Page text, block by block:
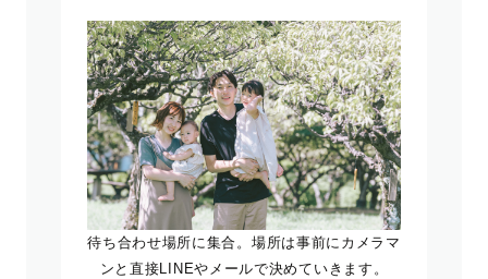
待ち合わせ場所に集合。場所は事前にカメラマ
ンと直接LINEやメールで決めていきます。